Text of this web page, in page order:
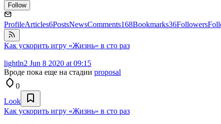
Follow
ProfileArticles6PostsNewsComments168Bookmarks36Followers
Как ускорить игру «Жизнь» в сто раз
lightln2 Jun 8 2020 at 09:15
Вроде пока еще на стадии proposal
0
Look
Как ускорить игру «Жизнь» в сто раз